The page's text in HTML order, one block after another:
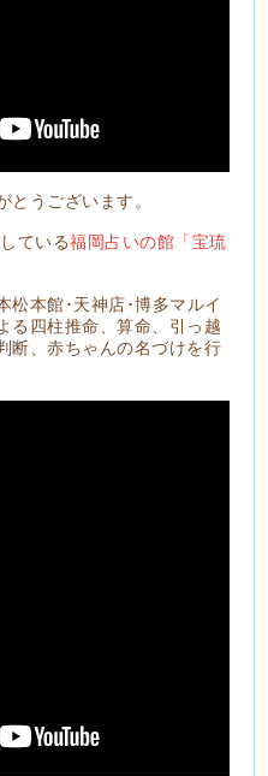
とうございます。
ている福岡占いの館「宝琉
松本館･天神店･博多マルイ
る四柱推命、算命、引っ越
断、赤ちゃんの名づけを行